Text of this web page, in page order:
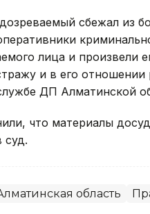
сбежал из
лица и произвели
и в его
ДП Алматинской
что материалы
суд.
область